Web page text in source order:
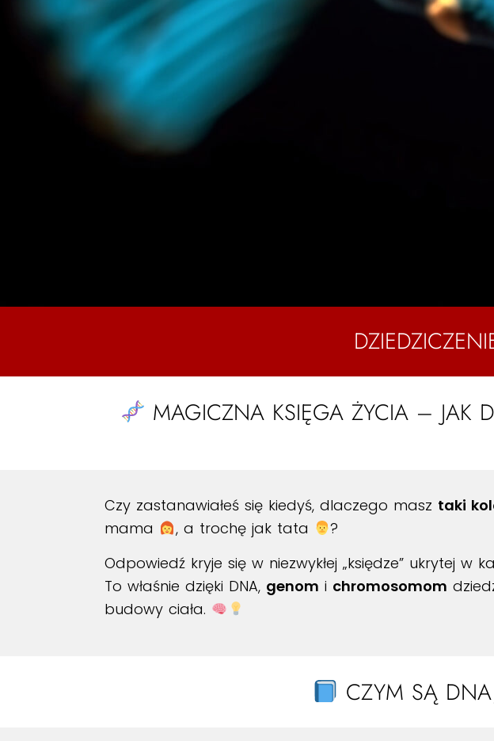
MAGICZNA KSIĘGA ŻYCIA – JAK
Czy zastanawiałeś się kiedyś, dlaczego masz taki
mama
, a trochę jak tata
?
Odpowiedź kryje się w niezwykłej „księdze” ukrytej w
To właśnie dzięki DNA, genom i chromosomom
budowy ciała.
CZYM SĄ